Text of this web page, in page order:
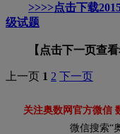
>>>>点击下载
级试题
【点击下一页查看
上一页 1 2 下一页
关注奥数网官方微信
微信搜索“